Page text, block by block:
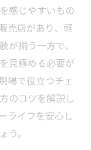
感じやすいもの
売店があり、軽
が揃う一方で、
見極める必要が
場で役立つチェ
のコツを解説し
ライフを安心し
う。